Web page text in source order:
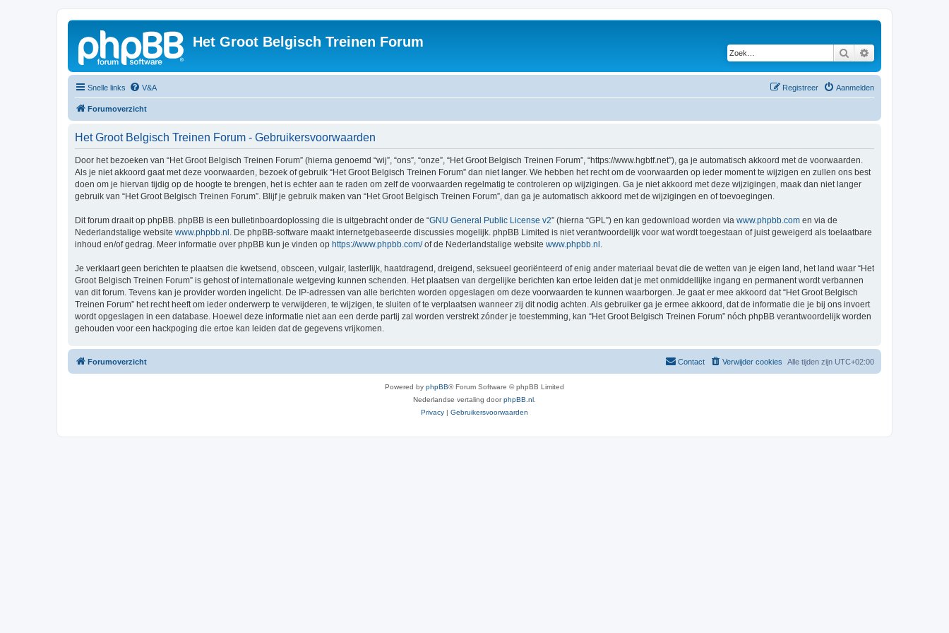
Het Groot Belgisch Treinen Forum
Zoek
Snelle links V&A Aanmelden
Registreer
Forumoverzicht
Het Groot Belgisch Treinen Forum - Gebruikersvoorwaarden
Door het bezoeken van “Het Groot Belgisch Treinen Forum” (hierna genoemd “wij”, “ons”, “onze”, “Het Groot Belgisch Treinen Forum”, “https://www.hgbtf.net”), ga je automatisch akkoord met de voorwaarden.
Als je niet akkoord gaat met deze voorwaarden, bezoek of gebruik “Het Groot Belgisch Treinen Forum” dan niet langer. We hebben het recht om de voorwaarden op ieder moment te wijzigen en zullen ons best
doen om je hiervan tijdig op de hoogte te brengen, het is echter aan te raden om zelf de voorwaarden regelmatig te controleren op wijzigingen. Ga je niet akkoord met deze wijzigingen, maak dan niet langer
gebruik van “Het Groot Belgisch Treinen Forum”. Blijf je gebruik maken van “Het Groot Belgisch Treinen Forum”, dan ga je automatisch akkoord met de wijzigingen en of toevoegingen.
Dit forum draait op phpBB. phpBB is een bulletinboardoplossing die is uitgebracht onder de “GNU General Public License v2” (hierna “GPL”) en kan gedownload worden via www.phpbb.com en via de
Nederlandstalige website www.phpbb.nl . De phpBB-software maakt internetgebaseerde discussies mogelijk. phpBB Limited is niet verantwoordelijk voor wat wordt toegestaan of juist geweigerd als toelaatbare
inhoud en/of gedrag. Meer informatie over phpBB kun je vinden op https://www.phpbb.com/of de Nederlandstalige website www.phpbb.nl .
Je verklaart geen berichten te plaatsen die kwetsend, obsceen, vulgair, lasterlijk, haatdragend, dreigend, seksueel georiënteerd of enig ander materiaal bevat die de wetten van je eigen land, het land waar “Het
Groot Belgisch Treinen Forum” is gehost of internationale wetgeving kunnen schenden. Het plaatsen van dergelijke berichten kan ertoe leiden dat je met onmiddellijke ingang en permanent wordt verbannen
van dit forum. Tevens kan je provider worden ingelicht. De IP-adressen van alle berichten worden opgeslagen om deze voorwaarden te kunnen waarborgen. Je gaat er mee akkoord dat “Het Groot Belgisch
Treinen Forum” het recht heeft om ieder onderwerp te verwijderen, te wijzigen, te sluiten of te verplaatsen wanneer zij dit nodig achten. Als gebruiker ga je ermee akkoord, dat de informatie die je bij ons invoert
wordt opgeslagen in een database. Hoewel deze informatie niet aan een derde partij zal worden verstrekt zónder je toestemming, kan “Het Groot Belgisch Treinen Forum” nóch phpBB verantwoordelijk worden
gehouden voor een hackpoging die ertoe kan leiden dat de gegevens vrijkomen.
Forumoverzicht Alle tijden zijn UTC+02:00
Verwijder cookies
Contact
Powered by phpBB® Forum Software © phpBB Limited
Nederlandse vertaling doorphpBB.nl
Privacy | Gebruikersvoorwaarden